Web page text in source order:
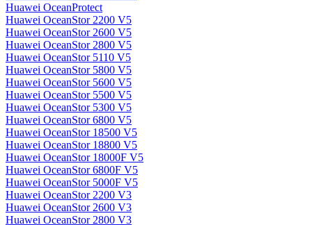
Huawei OceanProtect
Huawei OceanStor 2200 V5
Huawei OceanStor 2600 V5
Huawei OceanStor 2800 V5
Huawei OceanStor 5110 V5
Huawei OceanStor 5800 V5
Huawei OceanStor 5600 V5
Huawei OceanStor 5500 V5
Huawei OceanStor 5300 V5
Huawei OceanStor 6800 V5
Huawei OceanStor 18500 V5
Huawei OceanStor 18800 V5
Huawei OceanStor 18000F V5
Huawei OceanStor 6800F V5
Huawei OceanStor 5000F V5
Huawei OceanStor 2200 V3
Huawei OceanStor 2600 V3
Huawei OceanStor 2800 V3